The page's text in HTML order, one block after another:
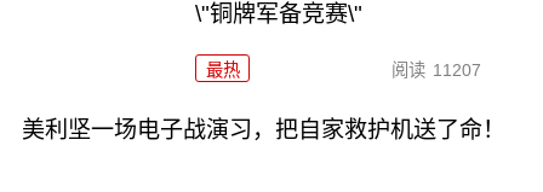
\"铜牌军备竞赛\"
最热 阅读 11207
美利坚一场电子战演习，把自家救护机送了命！